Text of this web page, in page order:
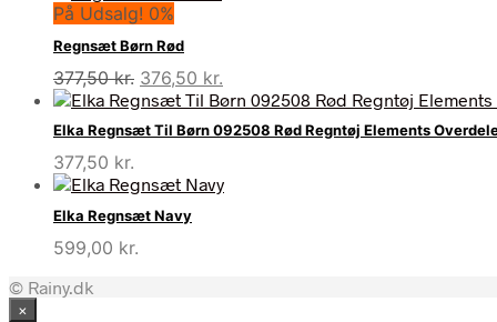
pris
var:
595,00 kr..
På Udsalg! 0%
Regnsæt Børn Rød
377,50kr. Den
oprindelige
pris
var:
376,50 kr.
aktuelle
pris
er:
Elka Regnsæt Til Børn 092508 Rød Regntøj Elements
377,50 kr.
Elka Regnsæt Navy
599,00 kr.
© Rainy.dk
×